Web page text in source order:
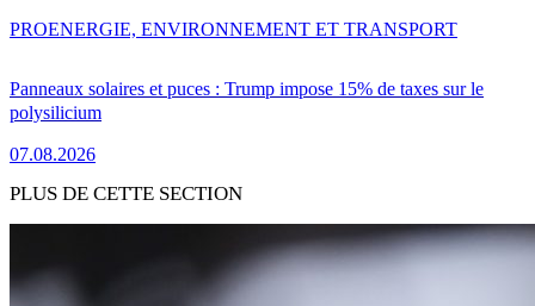
Panneaux solaires et puces : Trump impose 15% de taxes sur le
polysilicium
07.08.2026
PROENERGIE, ENVIRONNEMENT ET TRANSPORT
PLUS DE CETTE SECTION